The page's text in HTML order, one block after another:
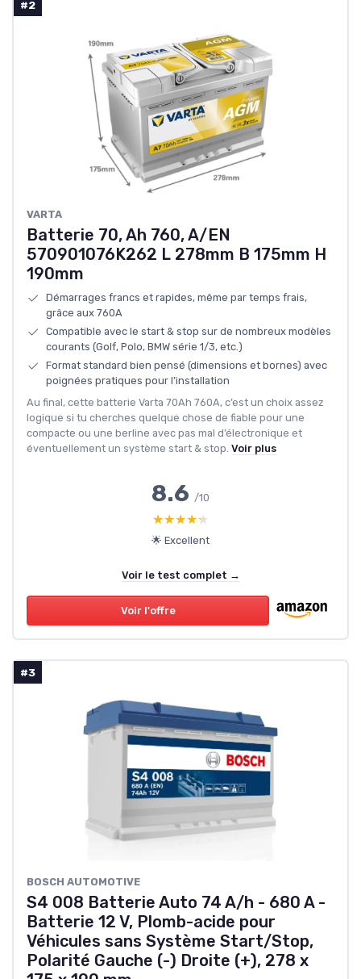
#2
VARTA
Batterie 70, Ah 760, A/EN
570901076K262 L 278mm B 175mm H
190mm
Démarrages francs et rapides, même par temps frais,
grâce aux 760A
Compatible avec le start & stop sur de nombreux modèles
courants (Golf, Polo, BMW série 1/3, etc.)
Format standard bien pensé (dimensions et bornes) avec
poignées pratiques pour l’installation
Au final, cette batterie Varta 70Ah 760A, c’est un choix assez
logique si tu cherches quelque chose de fiable pour une
compacte ou une berline avec pas mal d’électronique et
éventuellement un système start & stop. Voir plus
8.6 /10
★★★★★
★★★★★
🌟 Excellent
Voir le test complet →
Voir l'offre
#3
‎BOSCH AUTOMOTIVE
S4 008 Batterie Auto 74 A/h - 680 A -
Batterie 12 V, Plomb-acide pour
Véhicules sans Système Start/Stop,
Polarité Gauche (-) Droite (+), 278 x